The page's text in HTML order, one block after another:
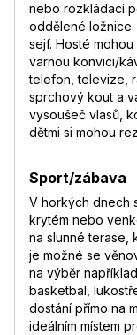
nebo rozkládací
oddělené
sejf. Hosté
varnou konvici/
telefon, televize,
sprchový kout a
vysoušeč vlasů,
dětmi si mohou
Sport/zábava
V horkých dnech
krytém nebo
na slunné terase,
je možné se
na výběr
basketbal,
dostání přímo na
ideálním místem